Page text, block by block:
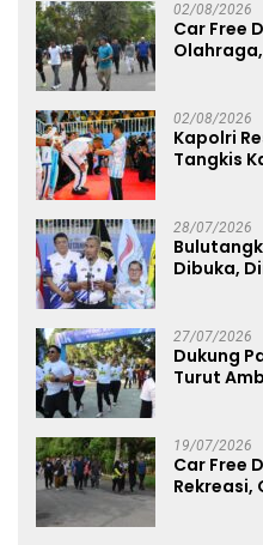
02/08/2026
Car Free
02/08/2026
Kapolri
Tangkis
28/07/2026
Dibuka,
27/07/2026
Dukung
Turut
19/07/2026
Car Free
Rekreasi,